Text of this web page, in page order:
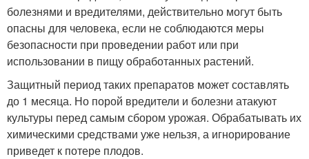
болезнями и вредителями, действительно могут быть
опасны для человека, если не соблюдаются меры
безопасности при проведении работ или при
использовании в пищу обработанных растений.
Защитный период таких препаратов может составлять
до 1 месяца. Но порой вредители и болезни атакуют
культуры перед самым сбором урожая. Обрабатывать их
химическими средствами уже нельзя, а игнорирование
приведет к потере плодов.